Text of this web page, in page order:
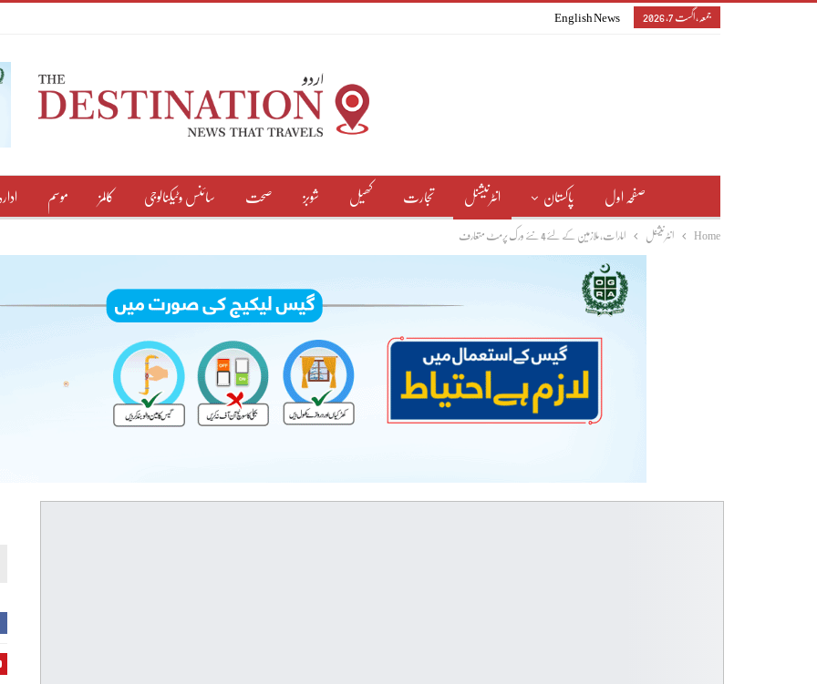
جمعہ, اگست 7, 2026 English News
صفحہ اول پاکستان انٹرنیشنل تجارت کھیل شوبز صحت سائنس وٹیکنالوجی کالمز موسم ادارہ
Home انٹرنیشنل امارات، ملازمین کےلئے4 نئے ورک پرمٹ متعارف